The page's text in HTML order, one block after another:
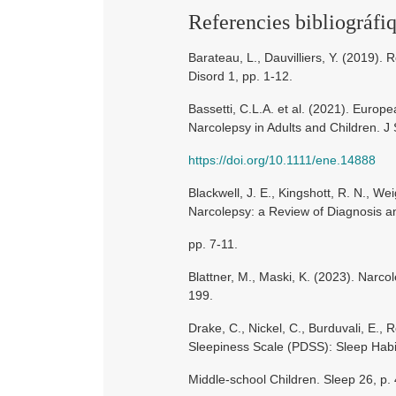
Referencies
Barateau, L., Dauvilliers, Y. (2019).
Disord 1, pp. 1-12.
Bassetti, C.L.A. et al. (2021).
Narcolepsy in Adults and Children. J
https://doi.org/10.1111/ene.14888
Blackwell, J. E., Kingshott, R. N.,
Narcolepsy: a Review of Diagnosis
pp. 7-11.
Blattner, M., Maski, K. (2023).
199.
Drake, C., Nickel, C., Burduvali, E.,
Sleepiness Scale (PDSS): Sleep
Middle-school Children. Sleep 26, p.